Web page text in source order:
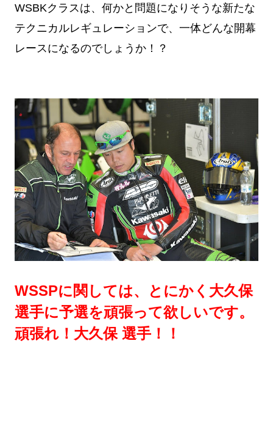
WSBKクラスは、何かと問題になりそうな新たな
テクニカルレギュレーションで、一体どんな開幕
レースになるのでしょうか！？
WSSPに関しては、とにかく大久保
選手に予選を頑張って欲しいです。
頑張れ！大久保 選手！！